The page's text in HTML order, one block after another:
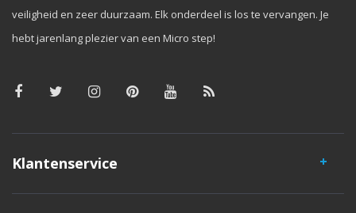
veiligheid en zeer duurzaam. Elk onderdeel is los te vervangen. Je
hebt jarenlang plezier van een Micro step!
Klantenservice